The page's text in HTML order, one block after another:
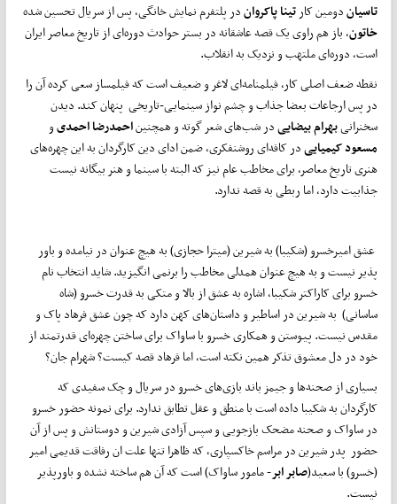
تاسیاندومین کار تینا پاکرواندر پلتفرم نمایش خانگی، پس از سریال تحسین شده
خاتون، باز هم راوی یک قصه عاشقانه در بستر حوادث دوره‌ای از تاریخ معاصر ایران
است، دوره‌ای ملتهب و نزدیک به انقلاب.
نقطه ضعف اصلی کار، فیلمنامه‌ای لاغر و ضعیف است که فیلمساز سعی کرده آن را
در پس ارجاعات بعضا جذاب و چشم نواز سینمایی-تاریخی پنهان کند. دیدن
سخنرانیبهرام بیضاییدر شب‌های شعر گوته و همچنیناحمدرضا احمدیو
مسعود کیمیاییدر کافه‌ای روشنفکری، ضمن ادای دین کارگردان به این چهره‌های
هنری تاریخ معاصر، برای مخاطب عام نیز که البته با سینما و هنر بیگانه نیست
جذابیت دارد، اما ربطی به قصه ندارد.
عشق امیرخسرو (شکیبا) به شیرین (میترا حجازی) به هیچ عنوان در نیامده و باور
پذیر نیست و به هیچ عنوان همدلی مخاطب را برنمی انگیزید. شاید انتخاب نام
خسرو برای کاراکتر شکیبا، اشاره به عشق از بالا و متکی به قدرت خسرو (شاه
ساسانی) به شیرین در اساطیر و داستان‌های کهن دارد که چون عشق فرهاد پاک و
مقدس نیست. پیوستن و همکاری خسرو با ساواک برای ساختن چهره‌ای قدرتمند از
خود در دل معشوق تذکر همین نکته است، اما فرهاد قصه کیست؟ شهرام جان؟
بسیاری از صحنه‌ها و جیمز باند بازی‌های خسرو در سریال و چک سفیدی که
کارگردان به شکیبا داده است با منطق و عقل تطابق ندارد. برای نمونه حضور خسرو
در ساواک و صحنه مضحک بازجویی و سپس آزادی شیرین و دوستانش و پس از آن
حضور پدر شیرین در مراسم خاکسپاری، که ظاهرا تنها علت ان رفاقت قدیمی امیر
(خسرو) با سعید(صابر ابر- مامور ساواک) است که آن هم ساخته نشده و باورپذیر
نیست.